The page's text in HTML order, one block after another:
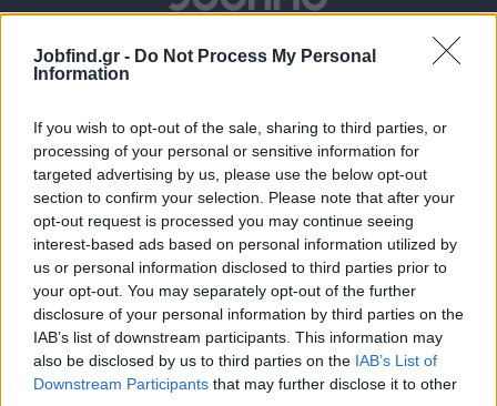
Jobfind.gr - Do Not Process My Personal
Information
If you wish to opt-out of the sale, sharing to third parties, or
processing of your personal or sensitive information for
targeted advertising by us, please use the below opt-out
section to confirm your selection. Please note that after your
opt-out request is processed you may continue seeing
interest-based ads based on personal information utilized by
us or personal information disclosed to third parties prior to
your opt-out. You may separately opt-out of the further
disclosure of your personal information by third parties on the
IAB’s list of downstream participants. This information may
also be disclosed by us to third parties on the IAB’s List of
Downstream Participants that may further disclose it to other
Θέσεις εργασίας
Όλες οι Θέσεις Εργασίας
Θέσεις Εργασίας ανά Ειδικότητα
Θέσεις Εργασίας ανά Εταιρεία